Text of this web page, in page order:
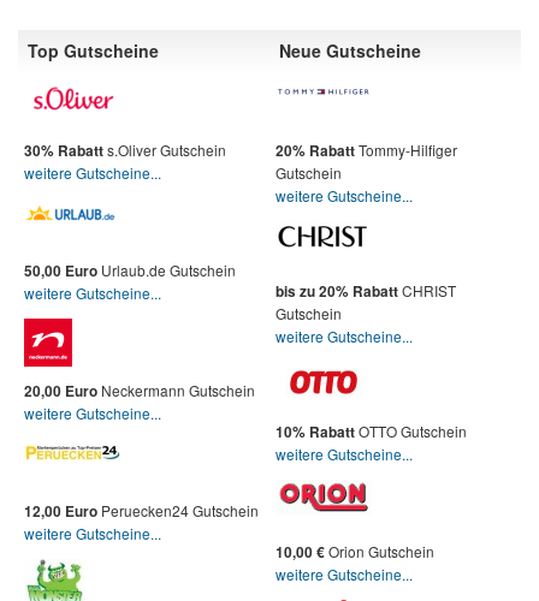
Top Gutscheine
30% Rabatts.Oliver Gutschein
weitere Gutscheine...
50,00 Euro Urlaub.de Gutschein
weitere Gutscheine...
20,00 Euro Neckermann Gutschein
weitere Gutscheine...
12,00 Euro Peruecken24 Gutschein
weitere Gutscheine...
Neue Gutscheine
20% RabattTommy-Hilfiger
Gutschein
weitere Gutscheine...
bis zu 20% RabattCHRIST
Gutschein
weitere Gutscheine...
10% RabattOTTO Gutschein
weitere Gutscheine...
10,00 €Orion Gutschein
weitere Gutscheine...